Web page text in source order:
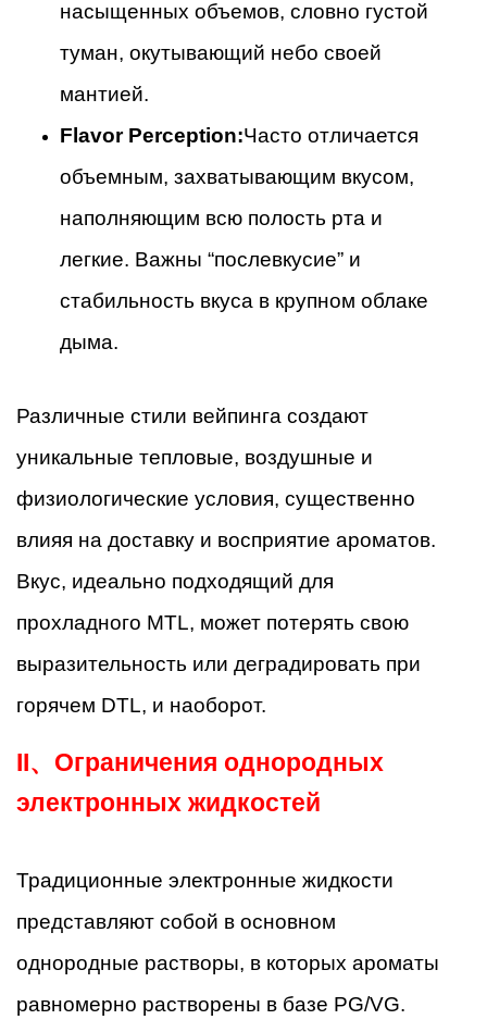
насыщенных объемов, словно густой
туман, окутывающий небо своей
мантией.
Flavor Perception:Часто отличается
объемным, захватывающим вкусом,
наполняющим всю полость рта и
легкие. Важны “послевкусие” и
стабильность вкуса в крупном облаке
дыма.
Различные стили вейпинга создают
уникальные тепловые, воздушные и
физиологические условия, существенно
влияя на доставку и восприятие ароматов.
Вкус, идеально подходящий для
прохладного MTL, может потерять свою
выразительность или деградировать при
горячем DTL, и наоборот.
II、 Ограничения однородных
электронных жидкостей
Традиционные электронные жидкости
представляют собой в основном
однородные растворы, в которых ароматы
равномерно растворены в базе PG/VG.